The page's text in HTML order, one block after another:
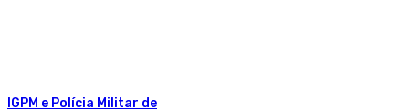
IGPM e Polícia Militar de